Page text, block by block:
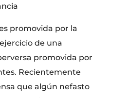
promovida por la
de una
promovida por
Recientemente
que algún nefasto